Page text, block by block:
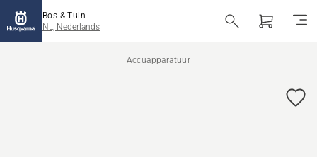
Bos & Tuin
NL, Nederlands
Accuapparatuur